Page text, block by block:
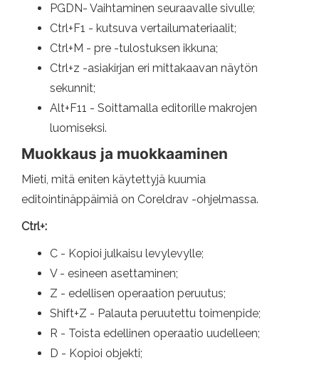
PGDN- Vaihtaminen seuraavalle sivulle;
Ctrl+F1 - kutsuva vertailumateriaalit;
Ctrl+M - pre -tulostuksen ikkuna;
Ctrl+z -asiakirjan eri mittakaavan näytön
sekunnit;
Alt+F11 - Soittamalla editorille makrojen
luomiseksi.
Muokkaus ja muokkaaminen
Mieti, mitä eniten käytettyjä kuumia
editointinäppäimiä on Coreldrav -ohjelmassa.
Ctrl+:
C - Kopioi julkaisu levylevylle;
V - esineen asettaminen;
Z - edellisen operaation peruutus;
Shift+Z - Palauta peruutettu toimenpide;
R - Toista edellinen operaatio uudelleen;
D - Kopioi objekti;